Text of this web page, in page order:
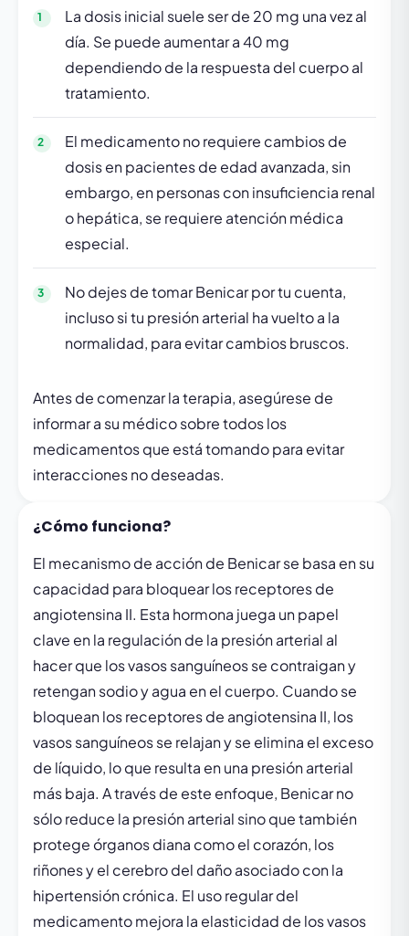
La dosis inicial suele ser de 20 mg una vez al
día. Se puede aumentar a 40 mg
dependiendo de la respuesta del cuerpo al
tratamiento.
El medicamento no requiere cambios de
dosis en pacientes de edad avanzada, sin
embargo, en personas con insuficiencia renal
o hepática, se requiere atención médica
especial.
No dejes de tomar Benicar por tu cuenta,
incluso si tu presión arterial ha vuelto a la
normalidad, para evitar cambios bruscos.
Antes de comenzar la terapia, asegúrese de
informar a su médico sobre todos los
medicamentos que está tomando para evitar
interacciones no deseadas.
¿Cómo funciona?
El mecanismo de acción de Benicar se basa en su
capacidad para bloquear los receptores de
angiotensina II. Esta hormona juega un papel
clave en la regulación de la presión arterial al
hacer que los vasos sanguíneos se contraigan y
retengan sodio y agua en el cuerpo. Cuando se
bloquean los receptores de angiotensina II, los
vasos sanguíneos se relajan y se elimina el exceso
de líquido, lo que resulta en una presión arterial
más baja. A través de este enfoque, Benicar no
sólo reduce la presión arterial sino que también
protege órganos diana como el corazón, los
riñones y el cerebro del daño asociado con la
hipertensión crónica. El uso regular del
medicamento mejora la elasticidad de los vasos